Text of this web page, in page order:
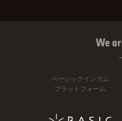
We
ベーシックインカム
プラットフォーム